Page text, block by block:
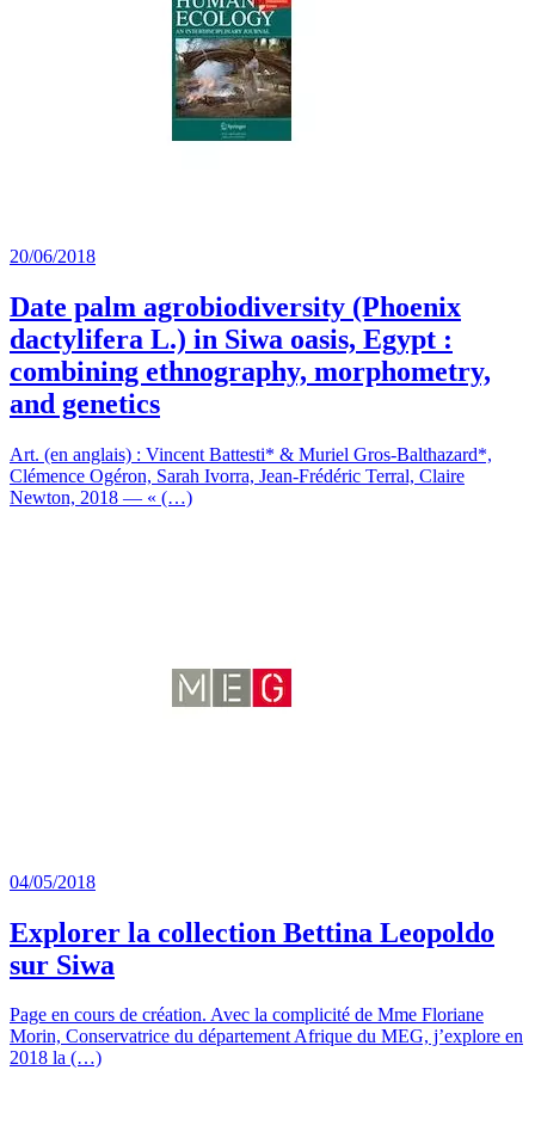
20/06/2018
Date palm agrobiodiversity (Phoenix
dactylifera L.) in Siwa oasis, Egypt :
combining ethnography, morphometry,
and genetics
Art. (en anglais) : Vincent Battesti* & Muriel Gros-Balthazard*,
Clémence Ogéron, Sarah Ivorra, Jean-Frédéric Terral, Claire
Newton, 2018 — « (…)
04/05/2018
Explorer la collection Bettina Leopoldo
sur Siwa
Page en cours de création. Avec la complicité de Mme Floriane
Morin, Conservatrice du département Afrique du MEG, j’explore en
2018 la (…)